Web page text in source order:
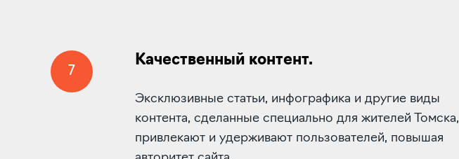
7
Качественный контент.
Эксклюзивные статьи, инфографика и другие виды
контента, сделанные специально для жителей Томска,
привлекают и удерживают пользователей, повышая